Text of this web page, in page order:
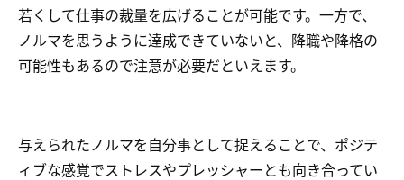
若くして仕事の裁量を広げることが可能です。一方で、
ノルマを思うように達成できていないと、降職や降格の
可能性もあるので注意が必要だといえます。
与えられたノルマを自分事として捉えることで、ポジテ
ィブな感覚でストレスやプレッシャーとも向き合ってい